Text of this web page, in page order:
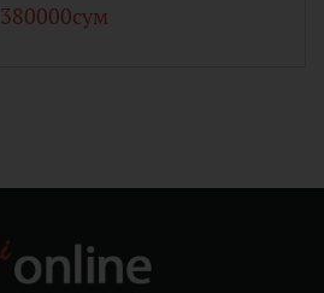
380000сум